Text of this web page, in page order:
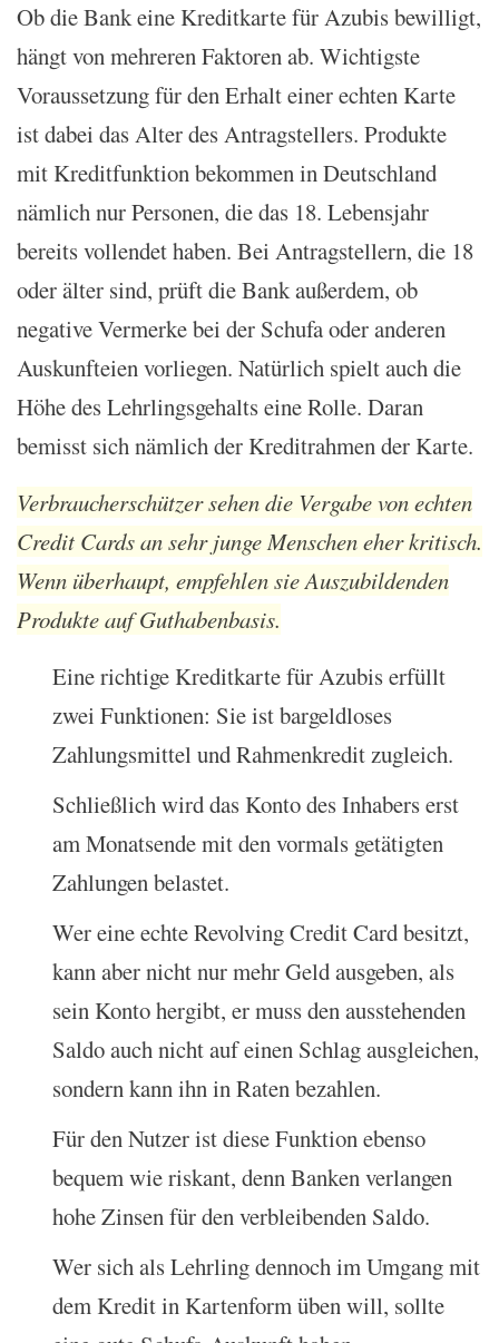
Ob die Bank eine Kreditkarte für Azubis bewilligt,
hängt von mehreren Faktoren ab. Wichtigste
Voraussetzung für den Erhalt einer echten Karte
ist dabei das Alter des Antragstellers. Produkte
mit Kreditfunktion bekommen in Deutschland
nämlich nur Personen, die das 18. Lebensjahr
bereits vollendet haben. Bei Antragstellern, die 18
oder älter sind, prüft die Bank außerdem, ob
negative Vermerke bei der Schufa oder anderen
Auskunfteien vorliegen. Natürlich spielt auch die
Höhe des Lehrlingsgehalts eine Rolle. Daran
bemisst sich nämlich der Kreditrahmen der Karte.
Verbraucherschützer sehen die Vergabe von echten
Credit Cards an sehr junge Menschen eher kritisch.
Wenn überhaupt, empfehlen sie Auszubildenden
Produkte auf Guthabenbasis.
Eine richtige Kreditkarte für Azubis erfüllt
zwei Funktionen: Sie ist bargeldloses
Zahlungsmittel und Rahmenkredit zugleich.
Schließlich wird das Konto des Inhabers erst
am Monatsende mit den vormals getätigten
Zahlungen belastet.
Wer eine echte Revolving Credit Card besitzt,
kann aber nicht nur mehr Geld ausgeben, als
sein Konto hergibt, er muss den ausstehenden
Saldo auch nicht auf einen Schlag ausgleichen,
sondern kann ihn in Raten bezahlen.
Für den Nutzer ist diese Funktion ebenso
bequem wie riskant, denn Banken verlangen
hohe Zinsen für den verbleibenden Saldo.
Wer sich als Lehrling dennoch im Umgang mit
dem Kredit in Kartenform üben will, sollte